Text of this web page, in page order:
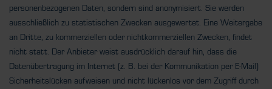
personenbezogenen Daten, sondern sind anonymisiert. Sie werden
ausschließlich zu statistischen Zwecken ausgewertet. Eine Weitergabe
an Dritte, zu kommerziellen oder nichtkommerziellen Zwecken, findet
nicht statt. Der Anbieter weist ausdrücklich darauf hin, dass die
Datenübertragung im Internet (z. B. bei der Kommunikation per E-Mail)
Sicherheitslücken aufweisen und nicht lückenlos vor dem Zugriff durch